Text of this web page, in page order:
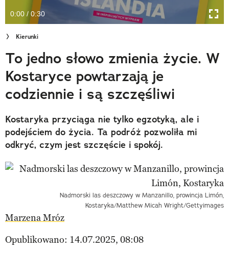
Cuda Polski
Wielki Konkurs Fotograficzny
Trendbook Podróżniczy
Polecane
0:00 / 0:30
Kierunki
To jedno słowo zmienia życie. W
Kostaryce powtarzają je
codziennie i są szczęśliwi
Kostaryka przyciąga nie tylko egzotyką, ale i
podejściem do życia. Ta podróż pozwoliła mi
odkryć, czym jest szczęście i spokój.
Nadmorski las deszczowy w Manzanillo, prowincja Limón,
Kostaryka/Matthew Micah Wright/Gettyimages
Marzena Mróz
Opublikowano: 14.07.2025, 08:08